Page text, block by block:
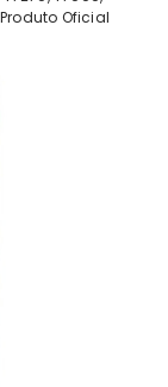
Oficial